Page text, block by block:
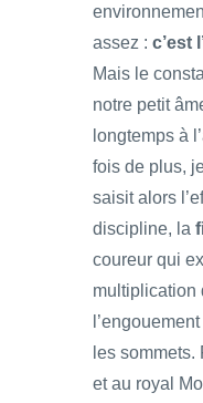
assez : c’est
Mais le
notre petit
longtemps à
fois de plus,
saisit alors
discipline, la
coureur qui
multiplication
les
et au royal